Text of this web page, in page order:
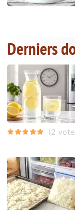
Derniers